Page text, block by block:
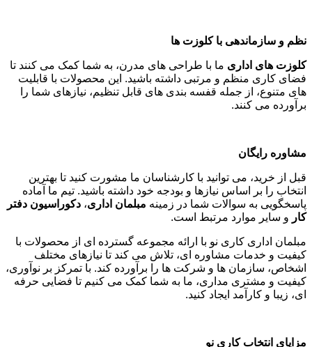
نظم و سازماندهی با کلوزت ها
کلوزت های اداری ما با طراحی های مدرن، به شما کمک می کنند تا
فضای کاری منظم و مرتبی داشته باشید. این محصولات با قابلیت
های متنوع، از جمله قفسه بندی های قابل تنظیم، نیازهای شما را
برآورده می کنند.
مشاوره رایگان
قبل از خرید، می توانید با کارشناسان ما مشورت کنید تا بهترین
انتخاب را بر اساس نیازها و بودجه خود داشته باشید. تیم ما آماده
پاسخگویی به سوالات شما در زمینه مبلمان اداری، دکوراسیون دفتر
کار و سایر موارد مرتبط است.
مبلمان اداری کاری نو با ارائه مجموعه گسترده ای از محصولات با
کیفیت و خدمات مشاوره ای، تلاش می کند تا نیازهای مختلف
اشخاص، سازمان ها و شرکت ها را برآورده کند. با تمرکز بر نوآوری،
کیفیت و مشتری مداری، ما به شما کمک می کنیم تا فضایی حرفه
ای، زیبا و کارآمد ایجاد کنید.
مزایای انتخاب کاری نو